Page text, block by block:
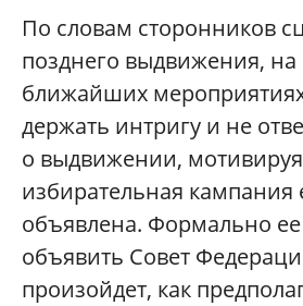
По словам сторонников
позднего выдвижения, на
ближайших
держать интригу и не
о выдвижении, мотивируя
избирательная
объявлена. Формально
объявить Совет
произойдет, как